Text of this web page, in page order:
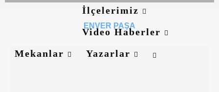
İlçelerimiz
Video Haberler
Mekanlar
Yazarlar
ENVER PAŞA